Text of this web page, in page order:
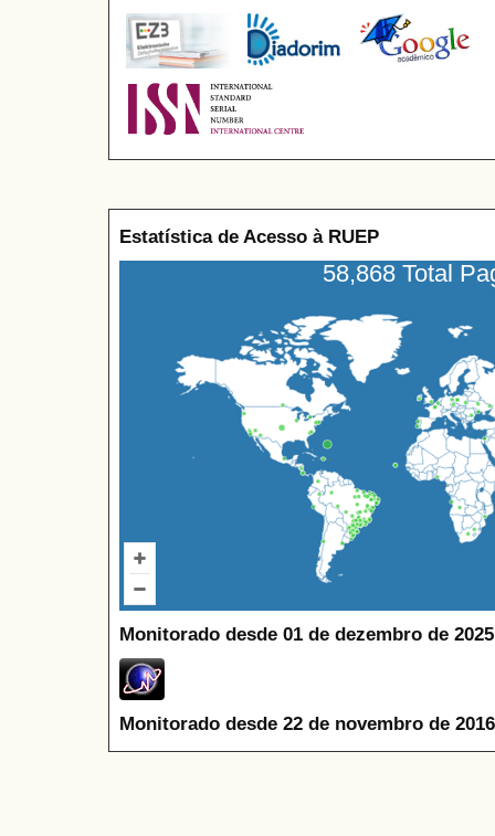
Estatística de Acesso à RUEP
58,868 Total
Monitorado desde 01 de dezembro de
Monitorado desde 22 de novembro de